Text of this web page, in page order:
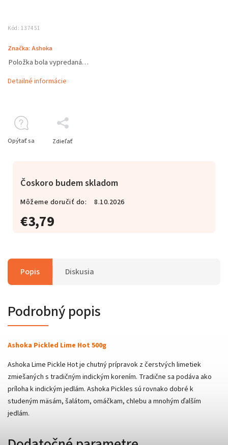
Kód: 137451
Značka: Ashoka
€3,79
Čoskoro budem skladom
Môžeme doručiť do: 8.10.2026
Položka bola vypredaná…
Detailné informácie
Opýtať sa Zdieľať
Popis Diskusia
Podrobný popis
Ashoka Pickled Lime Hot 500g
Ashoka Lime Pickle Hot je chutný prípravok z čerstvých limetiek
zmiešaných s tradičným indickým korením. Tradične sa podáva ako
príloha k indickým jedlám. Ashoka Pickles sú rovnako dobré k
studeným mäsám, šalátom, omáčkam, chlebu a mnohým ďalším
jedlám.